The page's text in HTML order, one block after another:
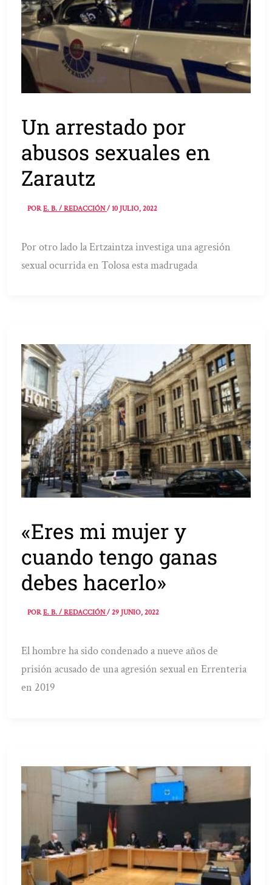
Un arrestado por
abusos sexuales en
Zarautz
PORE. B. / REDACCIÓN/10 JULIO, 2022
Por otro lado la Ertzaintza investiga una agresión
sexual ocurrida en Tolosa esta madrugada
«Eres mi mujer y
cuando tengo ganas
debes hacerlo»
PORE. B. / REDACCIÓN/29 JUNIO, 2022
El hombre ha sido condenado a nueve años de
prisión acusado de una agresión sexual en Errenteria
en 2019